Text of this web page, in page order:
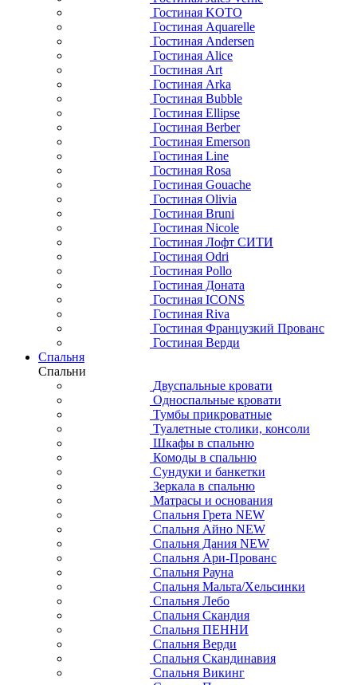
Гостиная KOTO
Гостиная Aquarelle
Гостиная Andersen
Гостиная Alice
Гостиная Art
Гостиная Arka
Гостиная Bubble
Гостиная Ellipse
Гостиная Berber
Гостиная Emerson
Гостиная Line
Гостиная Rosa
Гостиная Gouache
Гостиная Olivia
Гостиная Bruni
Гостиная Nicole
Гостиная Лофт СИТИ
Гостиная Odri
Гостиная Pollo
Гостиная Доната
Гостиная ICONS
Гостиная Riva
Гостиная Французкий Прованс
Гостиная Верди
Спальня
Спальни
Двуспальные кровати
Односпальные кровати
Тумбы прикроватные
Туалетные столики, консоли
Шкафы в спальню
Комоды в спальню
Сундуки и банкетки
Зеркала в спальню
Матрасы и основания
Спальня Грета NEW
Спальня Айно NEW
Спальня Дания NEW
Спальня Ари-Прованс
Спальня Рауна
Спальня Мальта/Хельсинки
Спальня Лебо
Спальня Скандия
Спальня ПЕННИ
Спальня Верди
Спальня Скандинавия
Спальня Викинг